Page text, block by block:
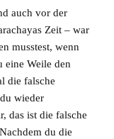
auch vor der
Zeit – war
musstest, wenn
eine Weile den
die falsche
wieder
das ist die falsche
du die